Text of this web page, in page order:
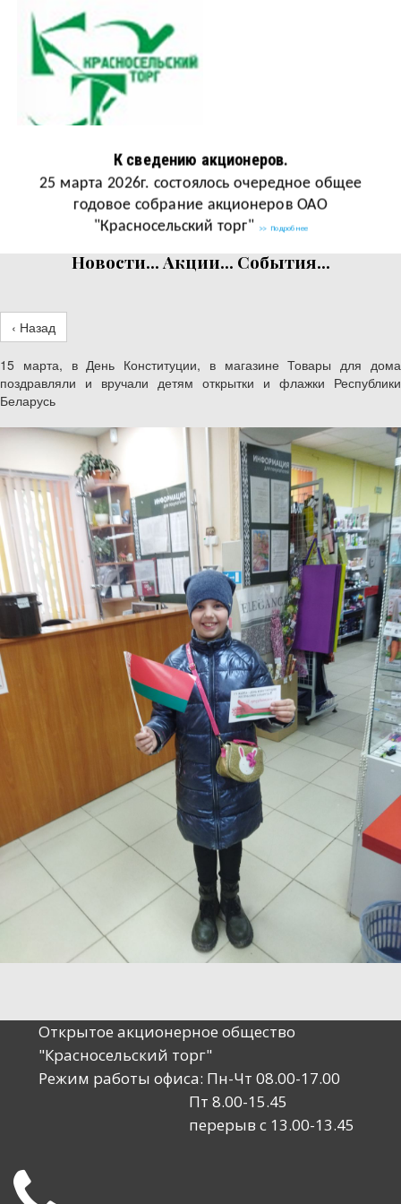
Красносельский торг
Открытое акционерное общество
ул. Короткая д.28
г.п. Красносельский,
Волковысский район,
Гродненская область
231911
К сведению акционеров.
25 марта 2026г. состоялось очередное общее
годовое собрание акционеров ОАО
"Красносельский торг"
>> Подробнее
Новости... Акции... События...
‹ Назад
15 марта, в День Конституции, в магазине Товары для дома
поздравляли и вручали детям открытки и флажки Республики
Беларусь
Открытое акционерное общество
"Красносельский торг"
Режим работы офиса: Пн-Чт 08.00-17.00
Пт 8.00-15.45
перерыв с 13.00-13.45